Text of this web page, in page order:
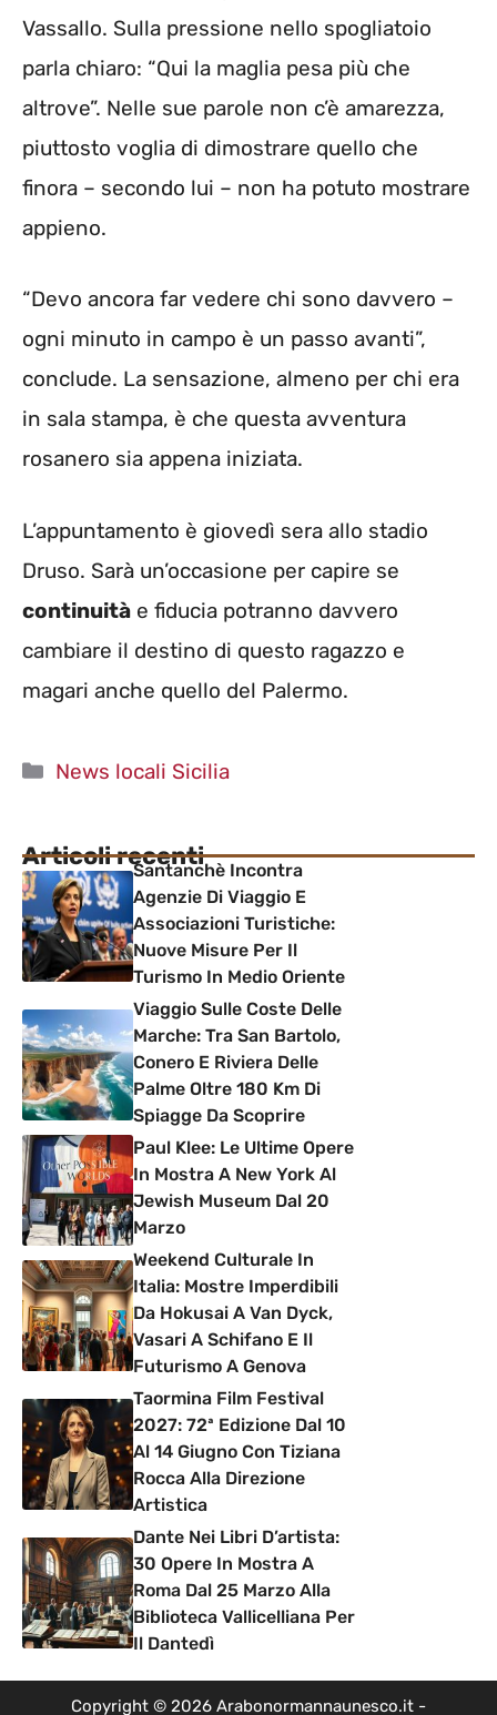
Vassallo. Sulla pressione nello spogliatoio
parla chiaro: “Qui la maglia pesa più che
altrove”. Nelle sue parole non c’è amarezza,
piuttosto voglia di dimostrare quello che
finora – secondo lui – non ha potuto mostrare
appieno.
“Devo ancora far vedere chi sono davvero –
ogni minuto in campo è un passo avanti”,
conclude. La sensazione, almeno per chi era
in sala stampa, è che questa avventura
rosanero sia appena iniziata.
L’appuntamento è giovedì sera allo stadio
Druso. Sarà un’occasione per capire se
continuità e fiducia potranno davvero
cambiare il destino di questo ragazzo e
magari anche quello del Palermo.
Categorie
News locali Sicilia
Articoli recentiSantanchè Incontra
Agenzie Di Viaggio E
Associazioni Turistiche:
Nuove Misure Per Il
Turismo In Medio Oriente
Viaggio Sulle Coste Delle
Marche: Tra San Bartolo,
Conero E Riviera Delle
Palme Oltre 180 Km Di
Spiagge Da Scoprire
Paul Klee: Le Ultime Opere
In Mostra A New York Al
Jewish Museum Dal 20
Marzo
Weekend Culturale In
Italia: Mostre Imperdibili
Da Hokusai A Van Dyck,
Vasari A Schifano E Il
Futurismo A Genova
Taormina Film Festival
2027: 72ª Edizione Dal 10
Al 14 Giugno Con Tiziana
Rocca Alla Direzione
Artistica
Dante Nei Libri D’artista:
30 Opere In Mostra A
Roma Dal 25 Marzo Alla
Biblioteca Vallicelliana Per
Il Dantedì
Copyright © 2026 Arabonormannaunesco.it -